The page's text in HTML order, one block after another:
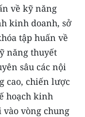
về kỹ năng
kinh doanh, sở
tập huấn về
năng thuyết
sâu các nội
cao, chiến lược
hoạch kinh
vòng chung